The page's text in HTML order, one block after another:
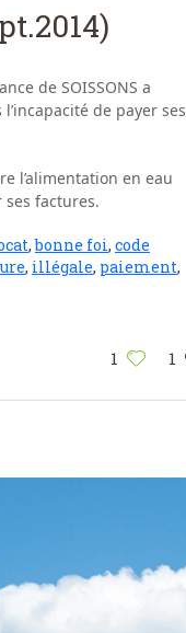
de SOISSONS a
de payer ses
l’alimentation en eau
factures.
,bonne foi, code
, illégale, paiement,
1 1